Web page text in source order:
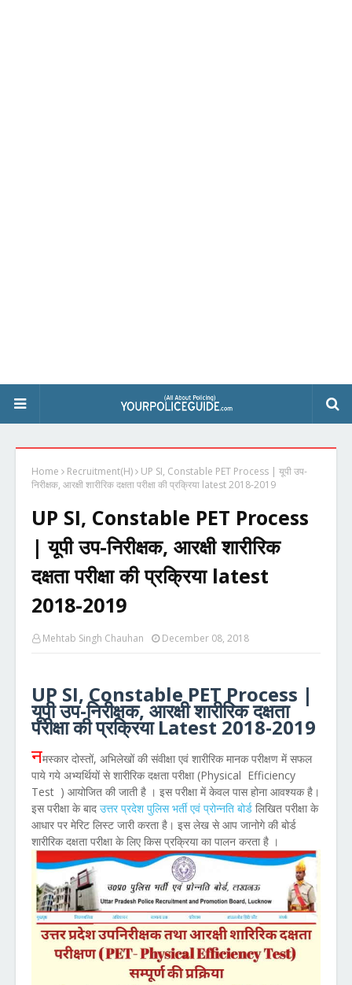
Home Recruitment(H)
UP SI, Constable PET Process | यूपी उप-
निरीक्षक, आरक्षी शारीरिक दक्षता परीक्षा की प्रक्रिया latest 2018-2019
UP SI, Constable PET Process
| यूपी उप-निरीक्षक, आरक्षी शारीरिक
दक्षता परीक्षा की प्रक्रिया latest
2018-2019
Mehtab Singh Chauhan December 08, 2018
UP SI, Constable PET Process |
यूपी उप-निरीक्षक, आरक्षी शारीरिक दक्षता
परीक्षा की प्रक्रिया Latest 2018-2019
नमस्कार दोस्तों, अभिलेखों की संवीक्षा एवं शारीरिक मानक परीक्षण में सफल
पाये गये अभ्यर्थियों से शारीरिक दक्षता परीक्षा (Physical Efficiency
Test ) आयोजित की जाती है । इस परीक्षा में केवल पास होना आवश्यक है।
इस परीक्षा के बाद उत्तर प्रदेश पुलिस भर्ती एवं प्रोन्नति बोर्ड लिखित परीक्षा के
आधार पर मेरिट लिस्ट जारी करता है। इस लेख से आप जानोगे की बोर्ड
शारीरिक दक्षता परीक्षा के लिए किस प्रक्रिया का पालन करता है ।